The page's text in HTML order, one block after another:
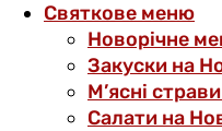
Святкове меню
Новорічне
Закуски на
М’ясні
Салати на